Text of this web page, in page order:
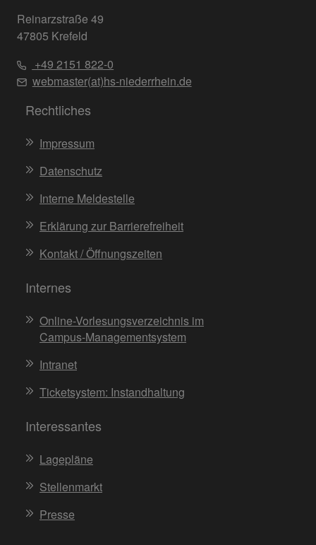
Reinarzstraße 49
47805 Krefeld
+49 2151 822-0
webmaster(at)hs-niederrhein.de
Rechtliches
Impressum
Datenschutz
Interne Meldestelle
Erklärung zur Barrierefreiheit
Kontakt / Öffnungszeiten
Internes
Online-Vorlesungsverzeichnis im
Campus-Managementsystem
Intranet
Ticketsystem: Instandhaltung
Interessantes
Lagepläne
Stellenmarkt
Presse